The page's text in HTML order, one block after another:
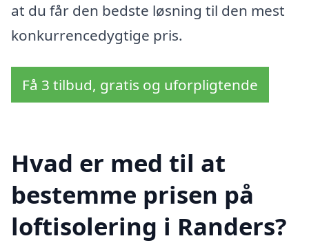
at du får den bedste løsning til den mest
konkurrencedygtige pris.
Få 3 tilbud, gratis og uforpligtende
Hvad er med til at
bestemme prisen på
loftisolering i Randers?